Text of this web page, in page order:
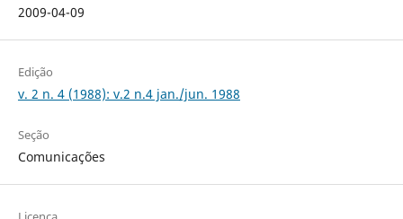
2009-04-09
Edição
v. 2 n. 4 (1988): v.2 n.4 jan./jun. 1988
Seção
Comunicações